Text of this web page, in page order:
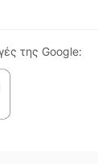
της Google: